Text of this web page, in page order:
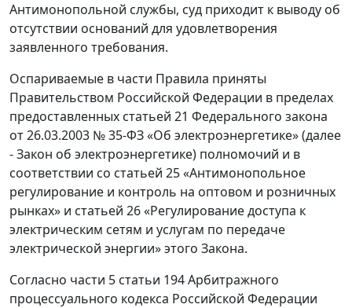
Антимонопольной службы, суд приходит к выводу об
отсутствии оснований для удовлетворения
заявленного требования.
Оспариваемые в части Правила приняты
Правительством Российской Федерации в пределах
предоставленных статьей 21 Федерального закона
от 26.03.2003 № 35-ФЗ «Об электроэнергетике» (далее
- Закон об электроэнергетике) полномочий и в
соответствии со статьей 25 «Антимонопольное
регулирование и контроль на оптовом и розничных
рынках» и статьей 26 «Регулирование доступа к
электрическим сетям и услугам по передаче
электрической энергии» этого Закона.
Согласно части 5 статьи 194 Арбитражного
процессуального кодекса Российской Федерации